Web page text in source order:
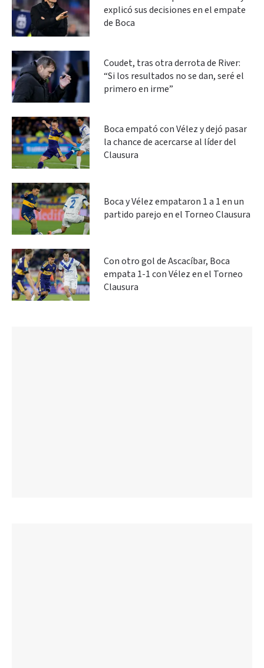
explicó sus decisiones en el empate
de Boca
Coudet, tras otra derrota de River:
“Si los resultados no se dan, seré el
primero en irme”
Boca empató con Vélez y dejó pasar
la chance de acercarse al líder del
Clausura
Boca y Vélez empataron 1 a 1 en un
partido parejo en el Torneo Clausura
Con otro gol de Ascacíbar, Boca
empata 1-1 con Vélez en el Torneo
Clausura